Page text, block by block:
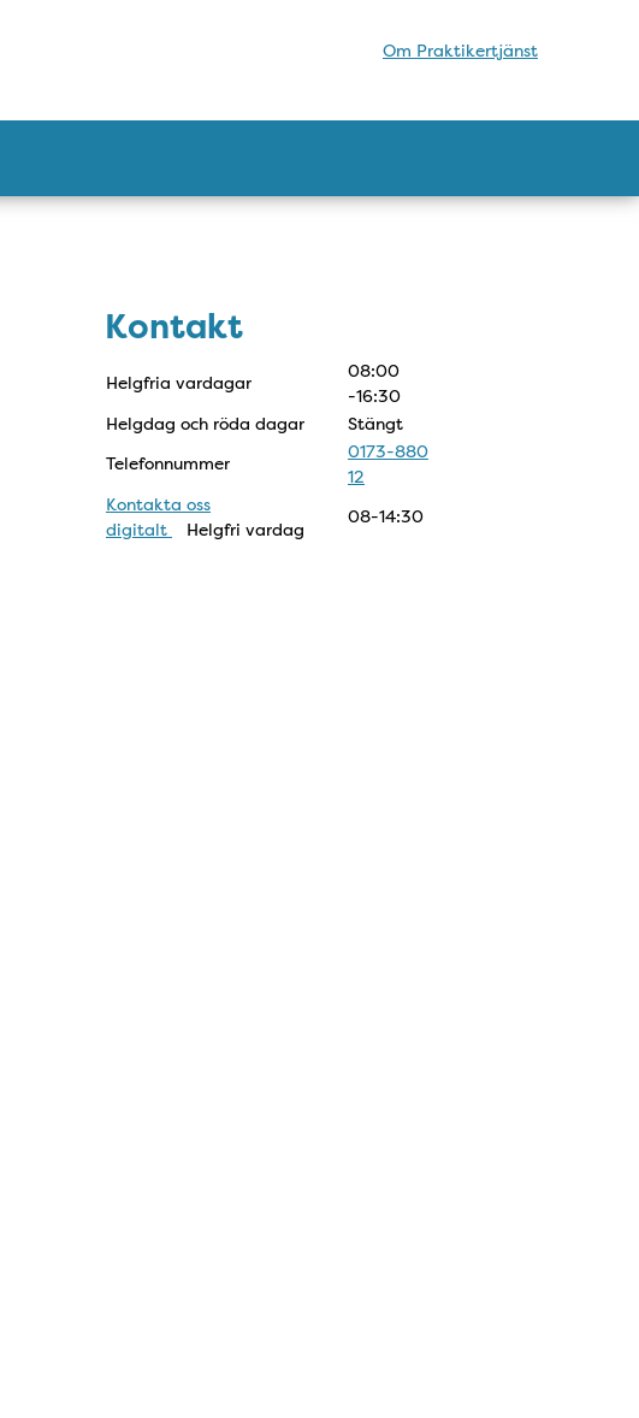
Om Praktikertjänst
Kontakt
Kontakt
Helgfria vardagar
08:00
-16:30
Helgdag och röda dagar
Stängt
Telefonnummer
0173-880
12
Kontakta oss
digitalt
Helgfri vardag
08-14:30